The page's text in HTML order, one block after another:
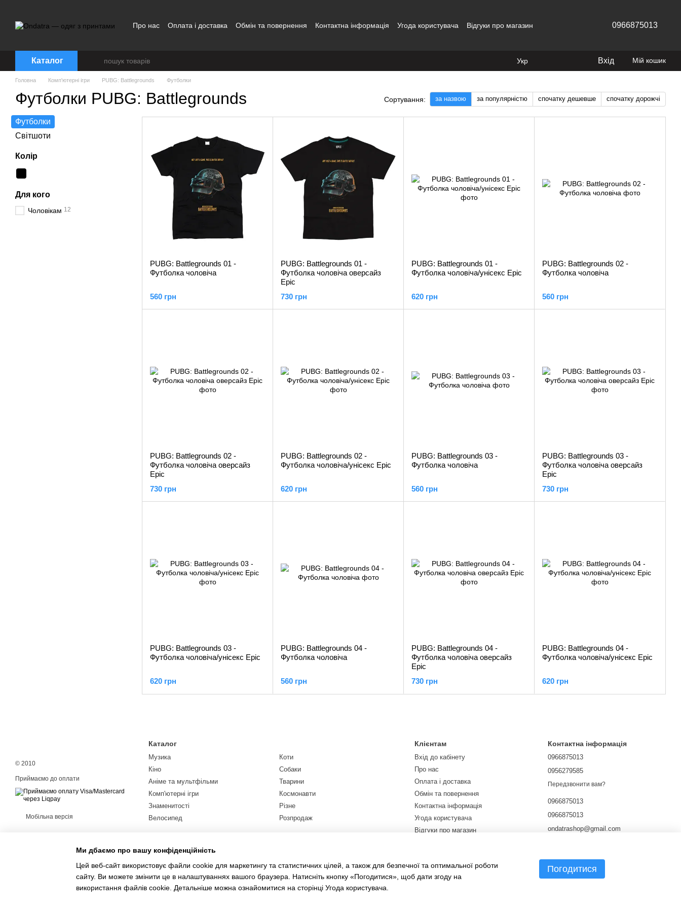
Про нас Оплата і доставка Обмін та повернення Контактна інформація Угода користувача
Відгуки про магазин
0966875013
Каталог Укр Вхід Мій кошик
Головна Комп'ютерні ігри PUBG: Battlegrounds Футболки
Футболки PUBG: Battlegrounds Сортування: за назвою за популярністю спочатку дешевше спочатку дорожчі
PUBG: Battlegrounds 01 -
Футболка чоловіча
560 грн
PUBG: Battlegrounds 01 -
Футболка чоловіча оверсайз
Epic
730 грн
PUBG: Battlegrounds 01 -
Футболка чоловіча/унісекс Epic
620 грн
PUBG: Battlegrounds 02 -
Футболка чоловіча
560 грн
PUBG: Battlegrounds 02 -
Футболка чоловіча оверсайз
Epic
730 грн
PUBG: Battlegrounds 02 -
Футболка чоловіча/унісекс Epic
620 грн
PUBG: Battlegrounds 03 -
Футболка чоловіча
560 грн
PUBG: Battlegrounds 03 -
Футболка чоловіча оверсайз
Epic
730 грн
PUBG: Battlegrounds 03 -
Футболка чоловіча/унісекс Epic
620 грн
PUBG: Battlegrounds 04 -
Футболка чоловіча
560 грн
PUBG: Battlegrounds 04 -
Футболка чоловіча оверсайз
Epic
730 грн
PUBG: Battlegrounds 04 -
Футболка чоловіча/унісекс Epic
620 грн
Футболки
Світшоти
Колір
Для кого
Чоловікам 12
© 2010
Приймаємо до оплати
Мобільна версія
Каталог
Музика
Кіно
Аніме та мультфільми
Комп'ютерні ігри
Знаменитості
Велосипед
Коти
Собаки
Тварини
Космонавти
Різне
Розпродаж
Клієнтам
Вхід до кабінету
Про нас
Оплата і доставка
Обмін та повернення
Контактна інформація
Угода користувача
Відгуки про магазин
Контактна інформація
0966875013
0956279585
Передзвонити вам?
0966875013
0966875013
ondatrashop@gmail.com
Ми дбаємо про вашу конфіденційність
Цей веб-сайт використовує файли cookie для маркетингу та статистичних цілей, а також для безпечної та оптимальної роботи
сайту. Ви можете змінити це в налаштуваннях вашого браузера. Натисніть кнопку «Погодитися», щоб дати згоду на
використання файлів cookie. Детальніше можна ознайомитися на сторінці Угода користувача
Погодитися